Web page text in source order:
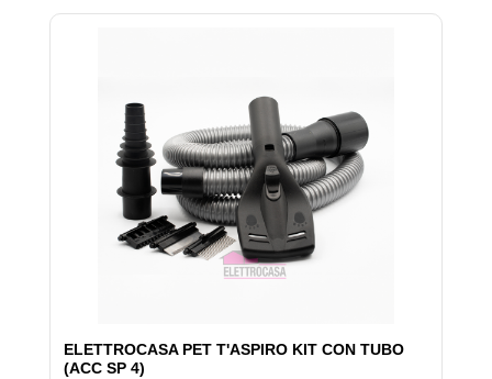
ELETTROCASA PET T'ASPIRO KIT CON TUBO
(ACC SP 4)